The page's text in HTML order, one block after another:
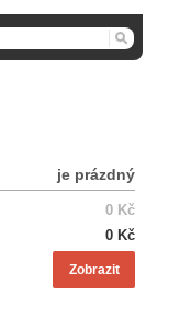
je prázdný
0 Kč
0 Kč
Zobrazit